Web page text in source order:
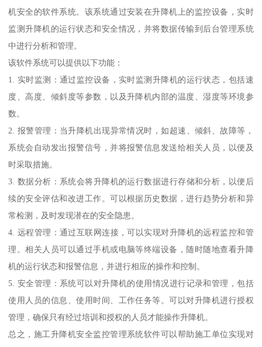
机安全的软件系统。该系统通过安装在升降机上的监控设备，实时
监测升降机的运行状态和安全情况，并将数据传输到后台管理系统
中进行分析和管理。
该软件系统可以提供以下功能：
1. 实时监测：通过监控设备，实时监测升降机的运行状态，包括速
度、高度、倾斜度等参数，以及升降机内部的温度、湿度等环境参
数。
2. 报警管理：当升降机出现异常情况时，如超速、倾斜、故障等，
系统会自动发出报警信号，并将报警信息发送给相关人员，以便及
时采取措施。
3. 数据分析：系统会将升降机的运行数据进行存储和分析，以便后
续的安全评估和改进工作。可以根据历史数据，进行趋势分析和异
常检测，及时发现潜在的安全隐患。
4. 远程管理：通过互联网连接，可以实现对升降机的远程监控和管
理。相关人员可以通过手机或电脑等终端设备，随时随地查看升降
机的运行状态和报警信息，并进行相应的操作和控制。
5. 安全管理：系统可以对升降机的使用情况进行记录和管理，包括
使用人员的信息、使用时间、工作任务等。可以对升降机进行授权
管理，确保只有经过培训和授权的人员才能操作升降机。
总之，施工升降机安全监控管理系统软件可以帮助施工单位实现对